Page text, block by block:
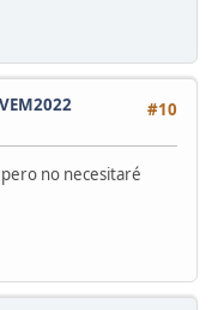
#10
pero no necesitaré